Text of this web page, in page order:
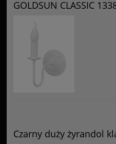
GOLDSUN CLASSIC
Czarny duży żyrandol